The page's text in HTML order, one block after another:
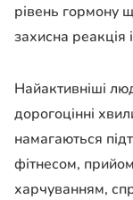
рівень гормону
захисна реакція
Найактивніші
дорогоцінні
намагаються
фітнесом,
харчуванням,